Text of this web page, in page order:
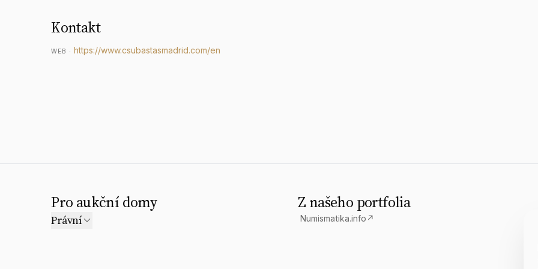
Kontakt
WEB · https://www.csubastasmadrid.com/en
Pro aukční domy
Právní
Z našeho portfolia
Numismatika.info ↗